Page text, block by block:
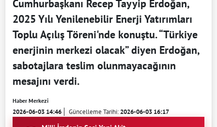
Cumhurbaşkanı Recep Tayyip Erdoğan,
2025 Yılı Yenilenebilir Enerji Yatırımları
Toplu Açılış Töreni'nde konuştu. “Türkiye
enerjinin merkezi olacak” diyen Erdoğan,
sabotajlara teslim olunmayacağının
mesajını verdi.
Haber Merkezi
2026-06-03 14:46 Güncelleme Tarihi:2026-06-03 16:17